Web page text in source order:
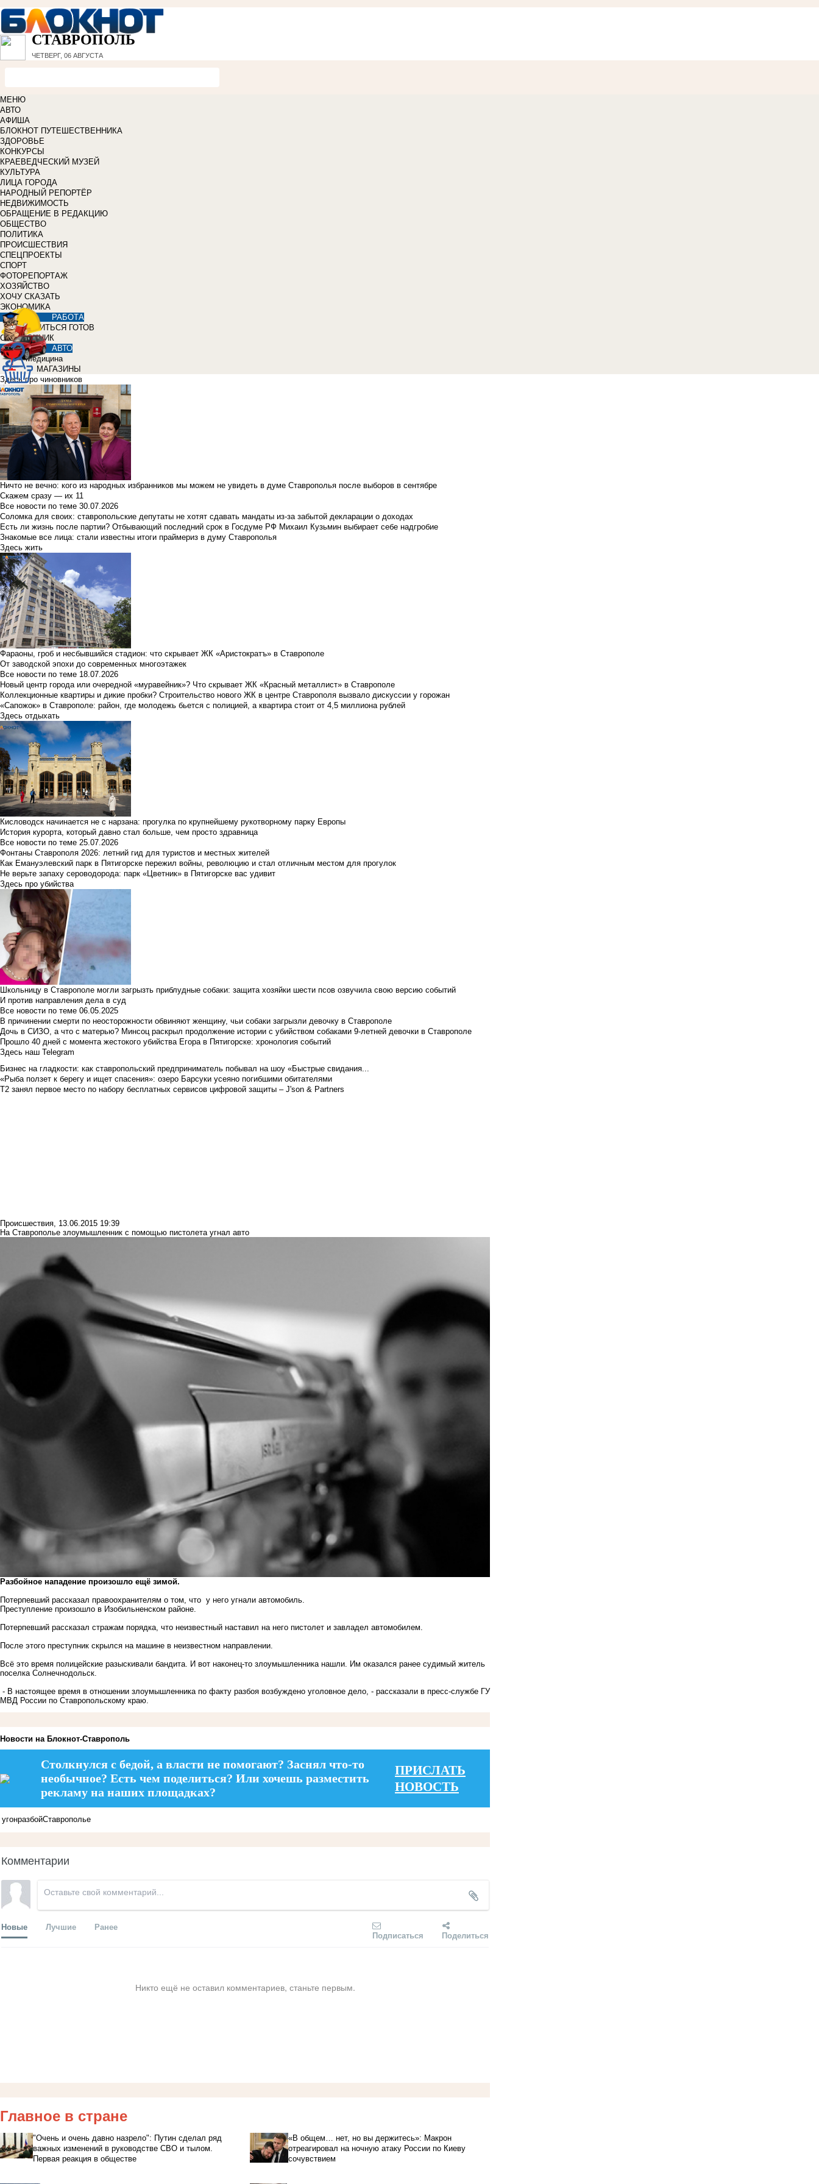
СТАВРОПОЛЬ
ЧЕТВЕРГ, 06 АВГУСТА
МЕНЮ
АВТО
АФИША
БЛОКНОТ ПУТЕШЕСТВЕННИКА
ЗДОРОВЬЕ
КОНКУРСЫ
КРАЕВЕДЧЕСКИЙ МУЗЕЙ
КУЛЬТУРА
ЛИЦА ГОРОДА
НАРОДНЫЙ РЕПОРТЁР
НЕДВИЖИМОСТЬ
ОБРАЩЕНИЕ В РЕДАКЦИЮ
ОБЩЕСТВО
ПОЛИТИКА
ПРОИСШЕСТВИЯ
СПЕЦПРОЕКТЫ
СПОРТ
ФОТОРЕПОРТАЖ
ХОЗЯЙСТВО
ХОЧУ СКАЗАТЬ
ЭКОНОМИКА
РАБОТА
УЧИТЬСЯ ГОТОВ
СПРАВОЧНИК
АВТО
Медицина
МАГАЗИНЫ
Здесь про чиновников
Ничто не вечно: кого из народных избранников мы можем не увидеть в думе Ставрополья после выборов в сентябре
Скажем сразу — их 11
Все новости по теме 30.07.2026
Соломка для своих: ставропольские депутаты не хотят сдавать мандаты из-за забытой декларации о доходах
Есть ли жизнь после партии? Отбывающий последний срок в Госдуме РФ Михаил Кузьмин выбирает себе надгробие
Знакомые все лица: стали известны итоги праймериз в думу Ставрополья
Здесь жить
Фараоны, гроб и несбывшийся стадион: что скрывает ЖК «Аристократъ» в Ставрополе
От заводской эпохи до современных многоэтажек
Все новости по теме 18.07.2026
Новый центр города или очередной «муравейник»? Что скрывает ЖК «Красный металлист» в Ставрополе
Коллекционные квартиры и дикие пробки? Строительство нового ЖК в центре Ставрополя вызвало дискуссии у горожан
«Сапожок» в Ставрополе: район, где молодежь бьется с полицией, а квартира стоит от 4,5 миллиона рублей
Здесь отдыхать
Кисловодск начинается не с нарзана: прогулка по крупнейшему рукотворному парку Европы
История курорта, который давно стал больше, чем просто здравница
Все новости по теме 25.07.2026
Фонтаны Ставрополя 2026: летний гид для туристов и местных жителей
Как Емануэлевский парк в Пятигорске пережил войны, революцию и стал отличным местом для прогулок
Не верьте запаху сероводорода: парк «Цветник» в Пятигорске вас удивит
Здесь про убийства
Школьницу в Ставрополе могли загрызть приблудные собаки: защита хозяйки шести псов озвучила свою версию событий
И против направления дела в суд
Все новости по теме 06.05.2025
В причинении смерти по неосторожности обвиняют женщину, чьи собаки загрызли девочку в Ставрополе
Дочь в СИЗО, а что с матерью? Минсоц раскрыл продолжение истории с убийством собаками 9-летней девочки в Ставрополе
Прошло 40 дней с момента жестокого убийства Егора в Пятигорске: хронология событий
Здесь наш Telegram
Бизнес на гладкости: как ставропольский предприниматель побывал на шоу «Быстрые свидания...
«Рыба ползет к берегу и ищет спасения»: озеро Барсуки усеяно погибшими обитателями
Т2 занял первое место по набору бесплатных сервисов цифровой защиты – J'son & Partners
Происшествия, 13.06.2015 19:39
На Ставрополье злоумышленник с помощью пистолета угнал авто
Разбойное нападение произошло ещё зимой.
Потерпевший рассказал правоохранителям о том, что у него угнали автомобиль.
Преступление произошло в Изобильненском районе.
Потерпевший рассказал стражам порядка, что неизвестный наставил на него пистолет и завладел автомобилем.
После этого преступник скрылся на машине в неизвестном направлении.
Всё это время полицейские разыскивали бандита. И вот наконец-то злоумышленника нашли. Им оказался ранее судимый житель
поселка Солнечнодольск.
- В настоящее время в отношении злоумышленника по факту разбоя возбуждено уголовное дело, - рассказали в пресс-службе ГУ
МВД России по Ставропольскому краю.
Новости на Блoкнoт-Ставрополь
Столкнулся с бедой, а власти не помогают? Заснял что-то
необычное? Есть чем поделиться? Или хочешь разместить
рекламу на наших площадках?
ПРИСЛАТЬ
НОВОСТЬ
угонразбойСтаврополье
Комментарии
Новые Лучшие Ранее
Подписаться Поделиться
Никто ещё не оставил комментариев, станьте первым.
Главное в стране
"Очень и очень давно назрело": Путин сделал ряд
важных изменений в руководстве СВО и тылом.
Первая реакция в обществе
«В общем… нет, но вы держитесь»: Макрон
отреагировал на ночную атаку России по Киеву
сочувствием